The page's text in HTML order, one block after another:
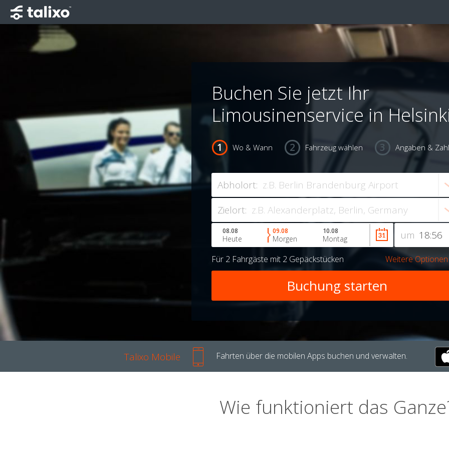
Buchen Sie jetzt Ihr
Limousinenservice in
Wo & Wann Fahrzeug wählen Angaben &
Abholort:
Zielort:
um
08.08
Heute
09.08
Morgen
10.08
Montag
Für 2 Fahrgäste mit 2 Gepäckstücken Weitere Optionen
Talixo Mobile Fahrten über die mobilen Apps buchen und verwalten.
Wie funktioniert das